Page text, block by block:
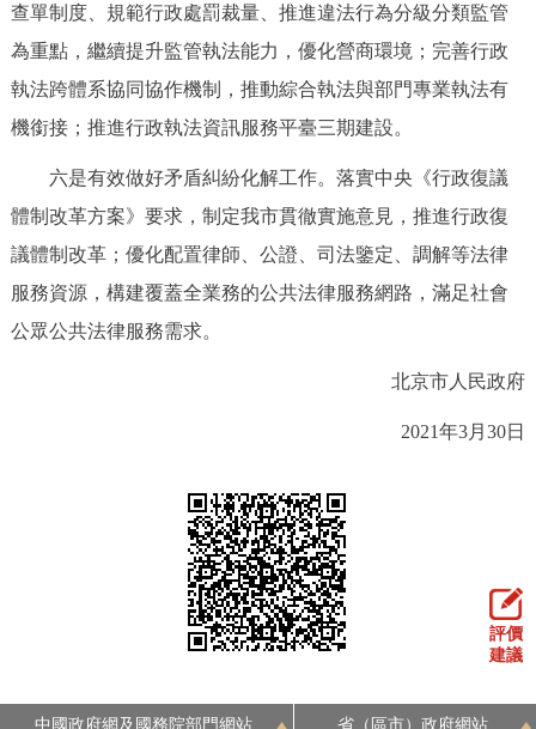
查單制度、規範行政處罰裁量、推進違法行為分級分類監管
為重點，繼續提升監管執法能力，優化營商環境；完善行政
執法跨體系協同協作機制，推動綜合執法與部門專業執法有
機銜接；推進行政執法資訊服務平臺三期建設。
六是有效做好矛盾糾紛化解工作。落實中央《行政復議
體制改革方案》要求，制定我市貫徹實施意見，推進行政復
議體制改革；優化配置律師、公證、司法鑒定、調解等法律
服務資源，構建覆蓋全業務的公共法律服務網路，滿足社會
公眾公共法律服務需求。
北京市人民政府
2021年3月30日
評價
建議
中國政府網及國務院部門網站 省（區市）政府網站